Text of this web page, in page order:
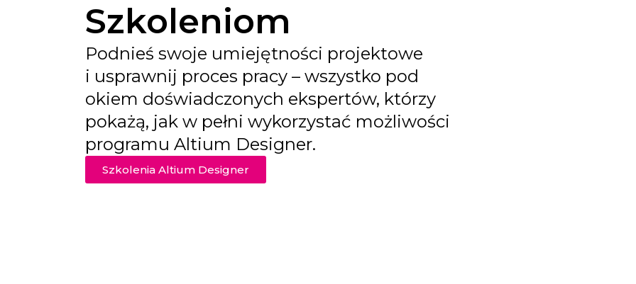
Szkoleniom
Podnieś swoje umiejętności projektowe
i usprawnij proces pracy – wszystko pod
okiem doświadczonych ekspertów, którzy
pokażą, jak w pełni wykorzystać możliwości
programu Altium Designer.
Szkolenia Altium Designer